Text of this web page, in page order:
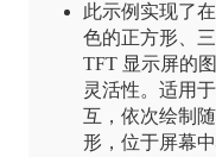
此示例实现了
色的正方形、
TFT 显示屏的
灵活性。适用
互，依次绘制
形，位于屏幕